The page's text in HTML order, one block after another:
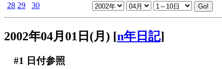
28 29 30
2002年04月01日(月) [n年日記]
#1 日付参照